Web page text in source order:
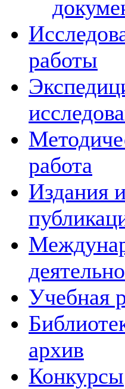
работы
работа
Издания
Учебная
архив
Конкурсы